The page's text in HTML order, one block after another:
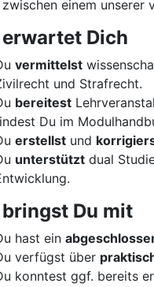
zwischen einem unserer
erwartet Dich
vermittelst
und Strafrecht.
bereitest
Du im
erstellst und
unterstützt dual
bringst Du mit
hast ein
verfügst über
konntest ggf. bereits